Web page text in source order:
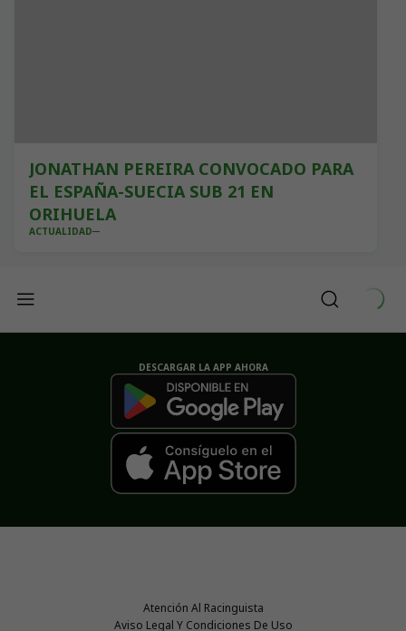
JONATHAN PEREIRA CONVOCADO PARA
EL ESPAÑA-SUECIA SUB 21 EN
ORIHUELA
ACTUALIDAD
DESCARGAR LA APP AHORA
Atención Al Racinguista
Aviso Legal Y Condiciones De Uso